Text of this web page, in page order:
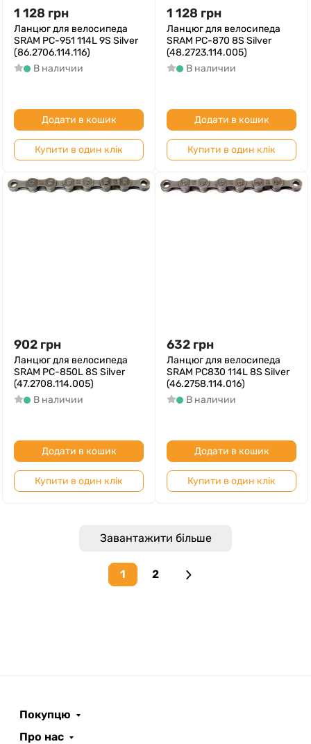
1 128 грн
Ланцюг для велосипеда
SRAM PC-951 114L 9S Silver
(86.2706.114.116)
В наличии
Додати в кошик
Купити в один клік
1 128 грн
Ланцюг для велосипеда
SRAM PC-870 8S Silver
(48.2723.114.005)
В наличии
Додати в кошик
Купити в один клік
902 грн
Ланцюг для велосипеда
SRAM PC-850L 8S Silver
(47.2708.114.005)
В наличии
Додати в кошик
Купити в один клік
632 грн
Ланцюг для велосипеда
SRAM PC830 114L 8S Silver
(46.2758.114.016)
В наличии
Додати в кошик
Купити в один клік
Завантажити більше
1 2
Next page
Покупцю
Про нас